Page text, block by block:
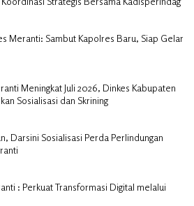
Meranti: Sambut Kapolres Baru, Siap Gelar
Meningkat Juli 2026, Dinkes Kabupaten
Sosialisasi dan Skrining
Darsini Sosialisasi Perda Perlindungan
: Perkuat Transformasi Digital melalui